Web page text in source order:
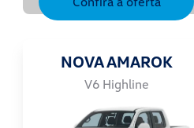
NOVA AMAROK
V6 Highline